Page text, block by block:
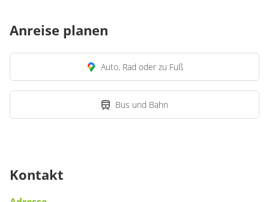
Anreise planen
Auto, Rad oder zu Fuß
Bus und Bahn
Kontakt